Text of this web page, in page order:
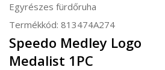
Egyrészes fürdőruha
Termékkód: 813474A274
Speedo Medley Logo
Medalist 1PC